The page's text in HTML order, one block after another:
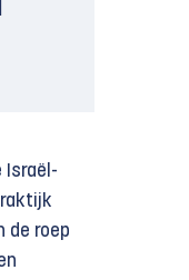
Israël-
de roep